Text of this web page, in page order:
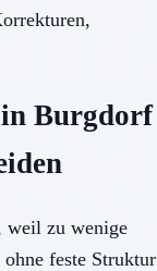
Burgdorf
weil zu wenige
feste Struktur